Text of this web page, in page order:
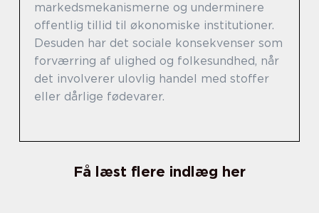
markedsmekanismerne og underminere
offentlig tillid til økonomiske institutioner.
Desuden har det sociale konsekvenser som
forværring af ulighed og folkesundhed, når
det involverer ulovlig handel med stoffer
eller dårlige fødevarer.
Få læst flere indlæg her